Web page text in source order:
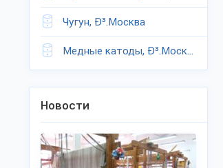
Чугун, Ð³.Москва
Медные катоды, Ð³.Москва
Новости